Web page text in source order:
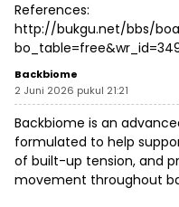
References:
http://bukgu.net/bbs/
Backbiome
2 Juni 2026 pukul 21:21
Backbiome is an
formulated to help
of built-up tension, and
movement throughout